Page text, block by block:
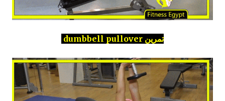
تمرين dumbbell pullover